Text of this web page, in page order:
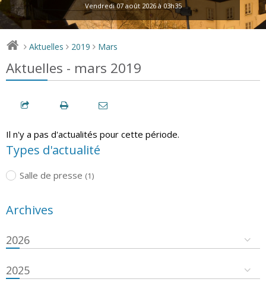
Vendredi 07 août 2026 à 03h35
> Aktuelles > 2019 > Mars
Aktuelles - mars 2019
Il n'y a pas d'actualités pour cette période.
Types d'actualité
Salle de presse (1)
Archives
2026
2025